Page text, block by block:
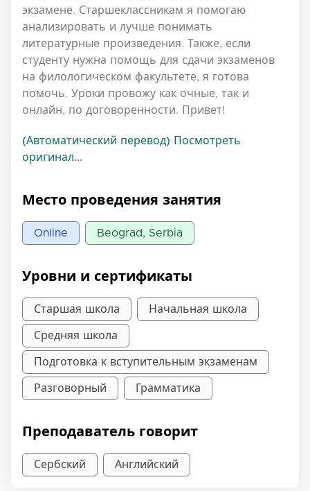
экзамене. Старшеклассникам я помогаю
анализировать и лучше понимать
литературные произведения. Также, если
студенту нужна помощь для сдачи экзаменов
на филологическом факультете, я готова
помочь. Уроки провожу как очные, так и
онлайн, по договоренности. Привет!
(Автоматический перевод) Посмотреть
оригинал...
Место проведения занятия
Online Beograd, Serbia
Уровни и сертификаты
Старшая школа Начальная школа
Средняя школа
Подготовка к вступительным экзаменам
Разговорный Грамматика
Преподаватель говорит
Сербский Английский